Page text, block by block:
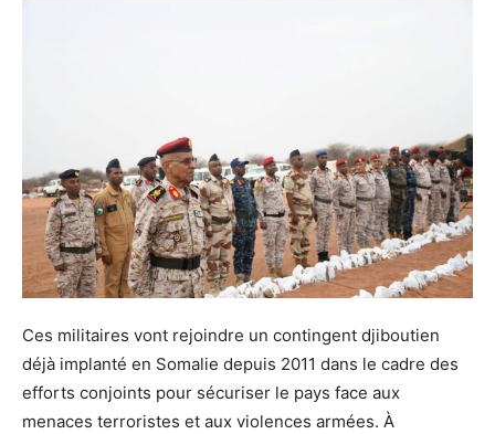
Ces militaires vont rejoindre un contingent djiboutien
déjà implanté en Somalie depuis 2011 dans le cadre des
efforts conjoints pour sécuriser le pays face aux
menaces terroristes et aux violences armées. À